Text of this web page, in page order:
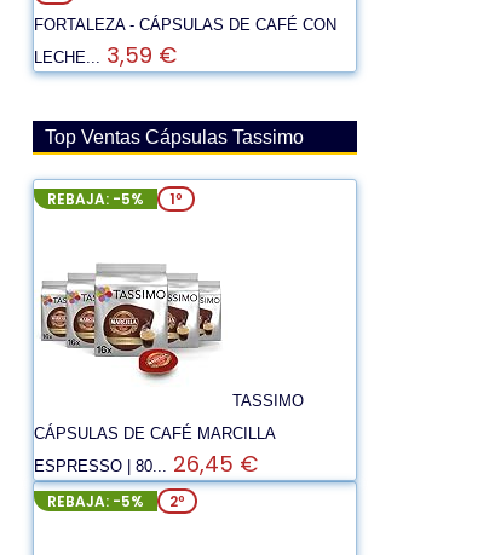
FORTALEZA - CÁPSULAS DE CAFÉ CON
LECHE... 3,59 €
Top Ventas Cápsulas Tassimo
REBAJA: -5% 1º
TASSIMO
CÁPSULAS DE CAFÉ MARCILLA
ESPRESSO | 80... 26,45 €
REBAJA: -5% 2º